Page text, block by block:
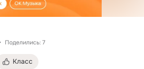
Поделились: 7
Класс